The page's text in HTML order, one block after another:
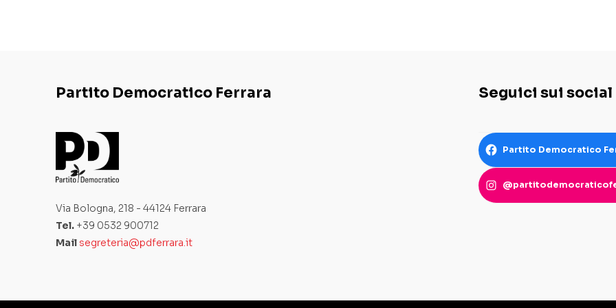
Partito Democratico Ferrara
Via Bologna, 218 - 44124 Ferrara
Tel.+39 0532 900712
Mail segreteria@pdferrara.it
Seguici sui social
Partito Democratico